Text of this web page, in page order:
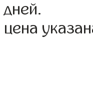
дней.
цена